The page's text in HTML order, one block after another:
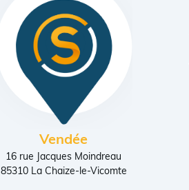
Vendée
16 rue Jacques Moindreau
85310 La Chaize-le-Vicomte